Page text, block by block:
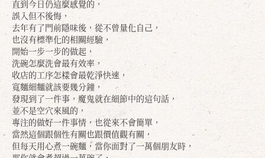
直到今日仍這麼感覺的，
誤入但不後悔，
去年有了門前隱味後，從不曾量化自己，
也沒有標準化的相關經驗，
開始一步一步的做起，
洗碗怎麼洗會最有效率，
收店的工序怎樣會最乾淨快速，
寬麵細麵就該要幾分鐘，
發現到了一件事，魔鬼就在細節中的這句話，
並不是空穴來風的，
專注的做好一件事情，也從來不會簡單，
當然這個跟個性有關也跟價值觀有關，
但每天用心煮一碗麵，當你面對了一萬個朋友時，